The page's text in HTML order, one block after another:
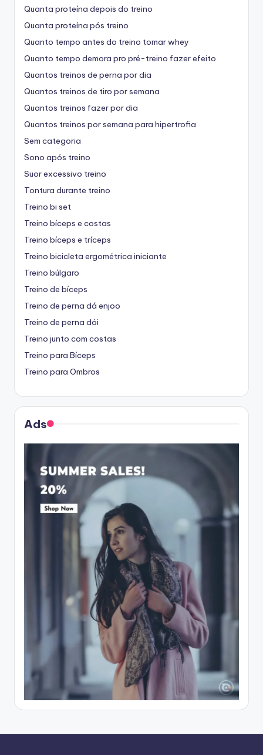
Quanta proteína depois do treino
Quanta proteína pós treino
Quanto tempo antes do treino tomar whey
Quanto tempo demora pro pré-treino fazer efeito
Quantos treinos de perna por dia
Quantos treinos de tiro por semana
Quantos treinos fazer por dia
Quantos treinos por semana para hipertrofia
Sem categoria
Sono após treino
Suor excessivo treino
Tontura durante treino
Treino bi set
Treino bíceps e costas
Treino bíceps e tríceps
Treino bicicleta ergométrica iniciante
Treino búlgaro
Treino de bíceps
Treino de perna dá enjoo
Treino de perna dói
Treino junto com costas
Treino para Bíceps
Treino para Ombros
Ads